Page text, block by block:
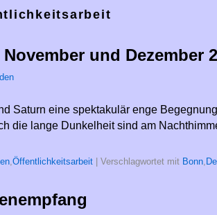
und Dezember
Saturn eine spektakulär enge
die lange Dunkelheit sind am
Öffentlichkeitsarbeit | Verschlagwortet mit Bonn